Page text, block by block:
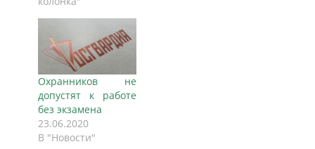
умений огромному
работников,
обеспечивающих
охрану
образовательных
организаций
столицы. В
Советском Союзе
была такая форма
Охранников не
допустят к работе
без экзамена
23.06.2020
В "Новости"